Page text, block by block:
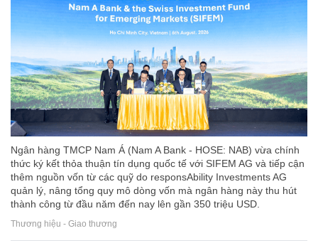
Ngân hàng TMCP Nam Á (Nam A Bank - HOSE: NAB) vừa chính
thức ký kết thỏa thuận tín dụng quốc tế với SIFEM AG và tiếp cận
thêm nguồn vốn từ các quỹ do responsAbility Investments AG
quản lý, nâng tổng quy mô dòng vốn mà ngân hàng này thu hút
thành công từ đầu năm đến nay lên gần 350 triệu USD.
Thương hiệu - Giao thương